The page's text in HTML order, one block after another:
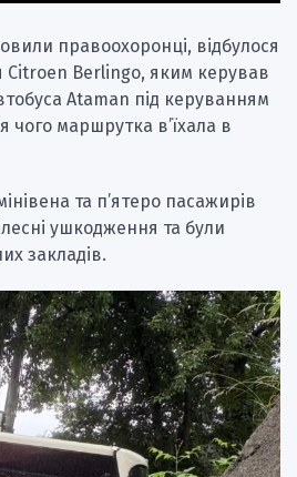
правоохоронці, відбулося
Citroen Berlingo, яким керував
Ataman під керуванням
чого маршрутка в’їхала в
та п’ятеро пасажирів
ушкодження та були
закладів.